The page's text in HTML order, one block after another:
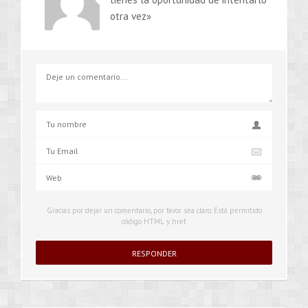
otra vez»
Gracias por dejar un comentario, por favor sea claro. Está permitido
código HTML y href.